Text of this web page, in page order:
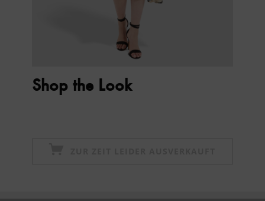
Shop the Look